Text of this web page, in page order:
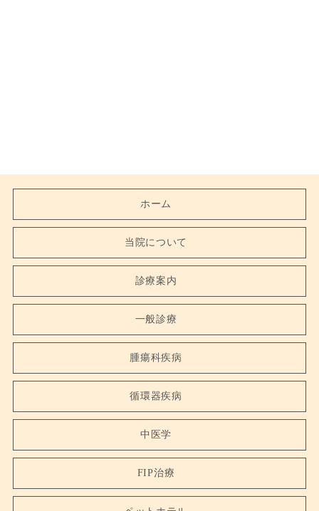
ホーム
当院について
診療案内
一般診療
腫瘍科疾病
循環器疾病
中医学
FIP治療